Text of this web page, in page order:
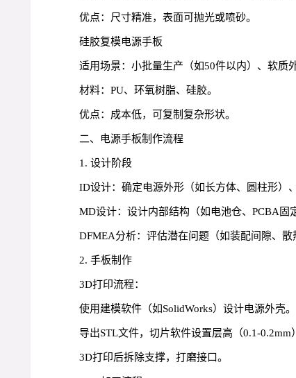
优点：尺寸精准，表面可抛光或喷砂。
硅胶复模电源手板
适用场景：小批量生产（如50件以内）、软质
材料：PU、环氧树脂、硅胶。
优点：成本低，可复制复杂形状。
二、电源手板制作流程
1. 设计阶段
ID设计：确定电源外形（如长方体、圆柱形）
MD设计：设计内部结构（如电池仓、PCBA固
DFMEA分析：评估潜在问题（如装配间隙、散
2. 手板制作
3D打印流程：
使用建模软件（如SolidWorks）设计电源外壳。
导出STL文件，切片软件设置层高（0.1-0.2mm
3D打印后拆除支撑，打磨接口。